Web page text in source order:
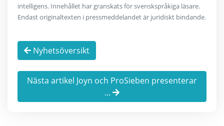
intelligens. Innehållet har granskats för svenskspråkiga läsare.
Endast originaltexten i pressmeddelandet är juridiskt bindande.
Nyhetsöversikt
Nästa artikel Joyn och ProSieben presenterar
...